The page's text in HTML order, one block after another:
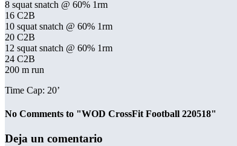
8 squat snatch @ 60% 1rm
16 C2B
10 squat snatch @ 60% 1rm
20 C2B
12 squat snatch @ 60% 1rm
24 C2B
200 m run
Time Cap: 20’
No Comments to "WOD CrossFit Football 220518"
Deja un comentario